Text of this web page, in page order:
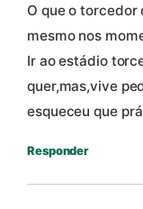
O que o
mesmo nos
Ir ao estádio
quer,mas,vive
esqueceu que
Responder